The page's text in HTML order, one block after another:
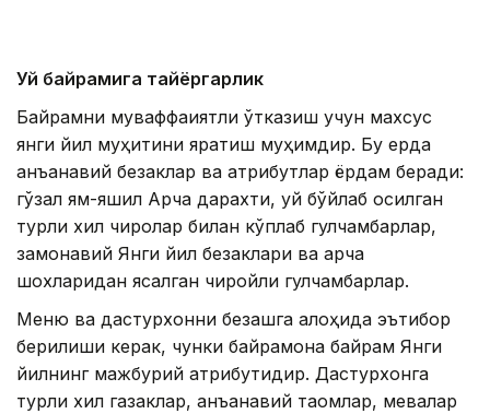
Уй байрамига тайёргарлик
Байрамни муваффақиятли ўтказиш учун махсус
янги йил муҳитини яратиш муҳимдир. Бу ерда
анъанавий безаклар ва атрибутлар ёрдам беради:
гўзал ям-яшил Арча дарахти, уй бўйлаб осилган
турли хил чироқлар билан кўплаб гулчамбарлар,
замонавий Янги йил безаклари ва арча
шохларидан ясалган чиройли гулчамбарлар.
Меню ва дастурхонни безашга алоҳида эътибор
берилиши керак, чунки байрамона байрам Янги
йилнинг мажбурий атрибутидир. Дастурхонга
турли хил газаклар, анъанавий таомлар, мевалар